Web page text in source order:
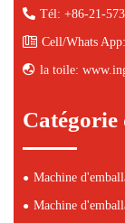
Tél: +86-21-
Cell/Whats
la toile:
Catégorie
Machine
Machine